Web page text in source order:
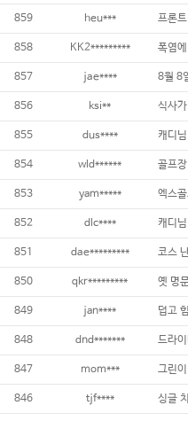
859 heu***
858 KK2*********
857 jae****
856 ksi**
855 dus****
854 wld******
853 yam***** 엑스
852 dlc**** 캐디
851 dae********* 코스
850 qkr*********
849 jan**** 덥고
848 dnd*******
847 mom***
846 tjf****